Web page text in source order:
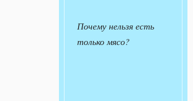
Почему нельзя есть
только мясо?